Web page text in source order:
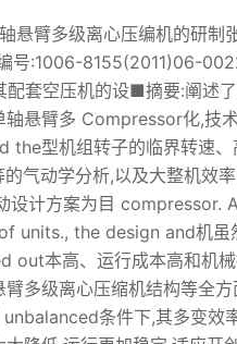
悬臂多级离心压编机的研制
号:1006-8155(2011)06-
套空压机的设■摘要:阐
悬臂多 Compressor化,技
型机组转子的临界转速
气动学分析,以及大整机
设计方案为目
units., the design and机虽
out本高、运行成本高和机
多级离心压缩机结构等全方
条件下,其多变